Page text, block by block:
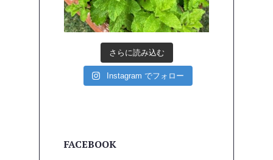
さらに読み込む
Instagram でフォロー
FACEBOOK